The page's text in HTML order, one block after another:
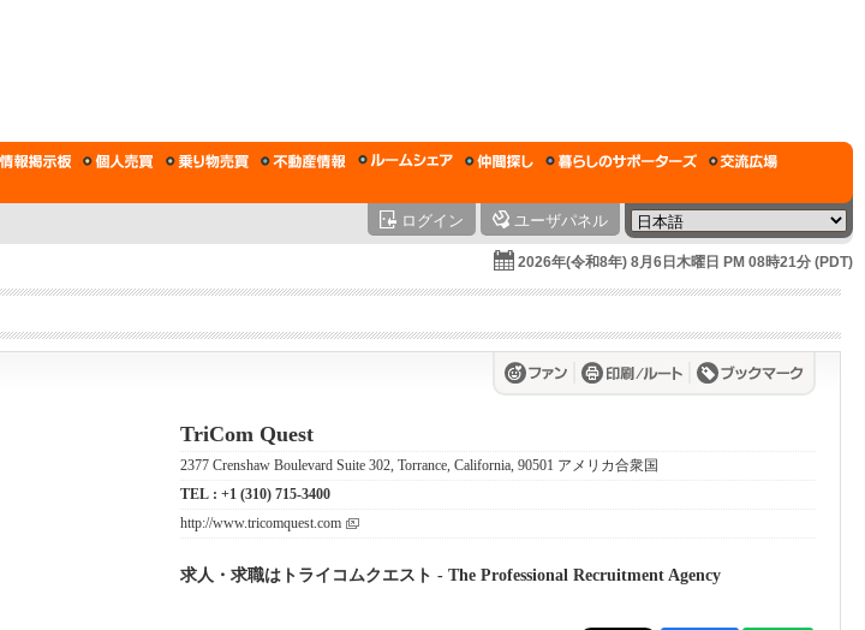
ログイン ユーザパネル
2026年(令和8年) 8月6日木曜日 PM 08時21分 (PDT)
TriCom Quest
2377 Crenshaw Boulevard Suite 302, Torrance, California, 90501 アメリカ合衆国
TEL : +1 (310) 715-3400
http://www.tricomquest.com
求人・求職はトライコムクエスト - The Professional Recruitment Agency